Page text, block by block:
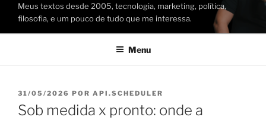
Meus textos desde 2005, tecnologia, marketing, política,
filosofia, e um pouco de tudo que me interessa.
Menu
PUBLICADO
EM
31/05/2026 POR API.SCHEDULER
Sob medida x pronto: onde a